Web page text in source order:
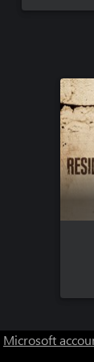
Microsoft